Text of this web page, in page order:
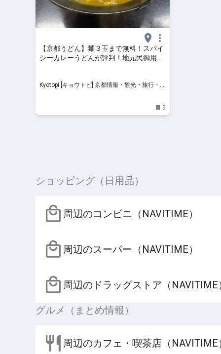
【京都うどん】麺３玉まで無料！スパイ
シーカレーうどんが評判！地元民御用達
Kyotopi [キョウトピ] 京都情報・観光・旅行・グ
9
ショッピング（日用品）
周辺のコンビニ（NAVITIME）
周辺のスーパー（NAVITIME）
周辺のドラッグストア（NAVITIME
グルメ（まとめ情報）
周辺のカフェ・喫茶店（NAVITIME